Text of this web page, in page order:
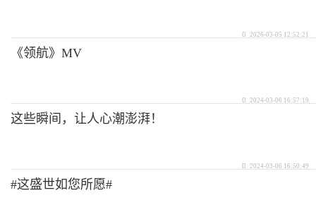
2026-03-05 12:52:21
《领航》MV
2024-03-06 16:57:19
这些瞬间，让人心潮澎湃！
2024-03-06 16:50:49
#这盛世如您所愿#